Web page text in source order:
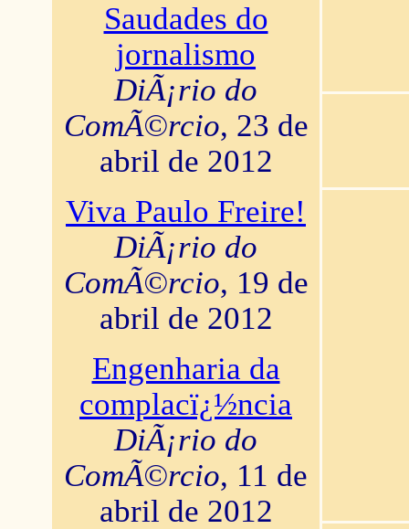
Saudades do
jornalismo
DiÃ¡rio do
ComÃ©rcio, 23 de
abril de 2012
Viva Paulo Freire!
DiÃ¡rio do
ComÃ©rcio, 19 de
abril de 2012
Engenharia da
complacï¿½ncia
DiÃ¡rio do
ComÃ©rcio, 11 de
abril de 2012